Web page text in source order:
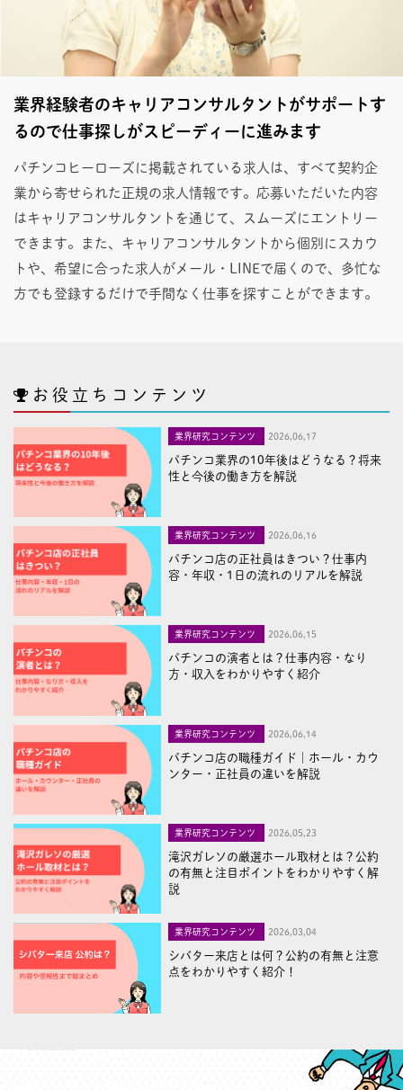
業界経験者のキャリアコンサルタントがサポートす
るので仕事探しがスピーディーに進みます
パチンコヒーローズに掲載されている求人は、すべて契約企
業から寄せられた正規の求人情報です。応募いただいた内容
はキャリアコンサルタントを通じて、スムーズにエントリー
できます。また、キャリアコンサルタントから個別にスカウ
トや、希望に合った求人がメール・LINEで届くので、多忙な
方でも登録するだけで手間なく仕事を探すことができます。
お役立ちコンテンツ
業界研究コンテンツ 2026,06,17
パチンコ業界の10年後はどうなる？将来
性と今後の働き方を解説
業界研究コンテンツ 2026,06,16
パチンコ店の正社員はきつい？仕事内
容・年収・1日の流れのリアルを解説
業界研究コンテンツ 2026,06,15
パチンコの演者とは？仕事内容・なり
方・収入をわかりやすく紹介
業界研究コンテンツ 2026,06,14
パチンコ店の職種ガイド｜ホール・カウ
ンター・正社員の違いを解説
業界研究コンテンツ 2026,05,23
滝沢ガレソの厳選ホール取材とは？公約
の有無と注目ポイントをわかりやすく解
説
業界研究コンテンツ 2026,03,04
シバター来店とは何？公約の有無と注意
点をわかりやすく紹介！